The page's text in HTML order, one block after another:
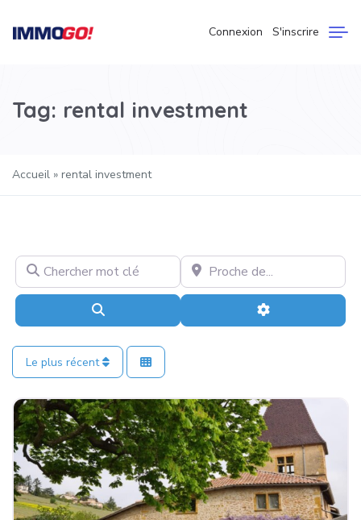
Connexion S'inscrire
Tag: rental investment
Accueil » rental investment
Chercher mot clé Proche de…
Recherche Advanced
Le plus récent